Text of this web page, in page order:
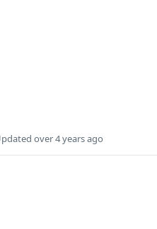
over 4 years ago